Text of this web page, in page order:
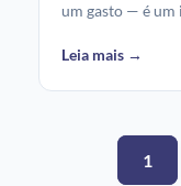
um gasto — é
Leia mais →
1